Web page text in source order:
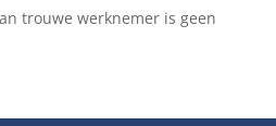
trouwe werknemer is geen